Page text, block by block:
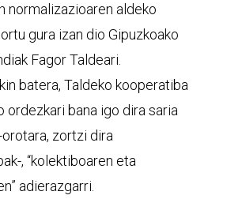
normalizazioaren aldeko
gura izan dio Gipuzkoako
Fagor Taldeari.
batera, Taldeko kooperatiba
ordezkari bana igo dira saria
zortzi dira
, “kolektiboaren eta
adierazgarri.